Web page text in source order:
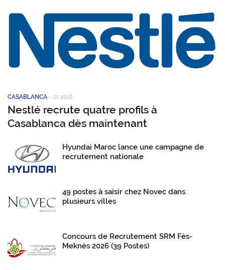
CASABLANCA - 01 août
Nestlé recrute quatre profils à
Casablanca dès maintenant
Hyundai Maroc lance une campagne de
recrutement nationale
49 postes à saisir chez Novec dans
plusieurs villes
Concours de Recrutement SRM Fès-
Meknès 2026 (39 Postes)